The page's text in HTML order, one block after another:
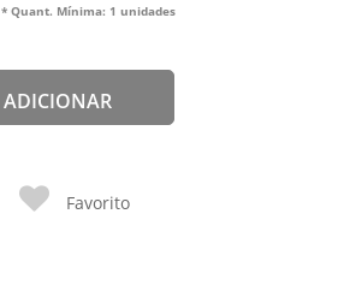
* Quant. Mínima: 1 unidades
ADICIONAR
Favorito